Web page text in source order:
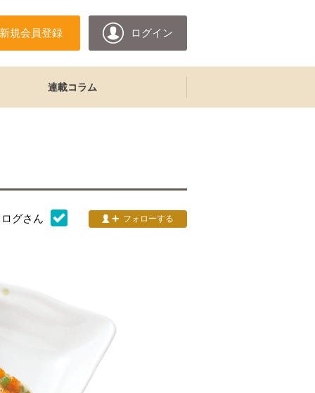
新規会員登録 ログイン
連載コラム
グさん フォローする